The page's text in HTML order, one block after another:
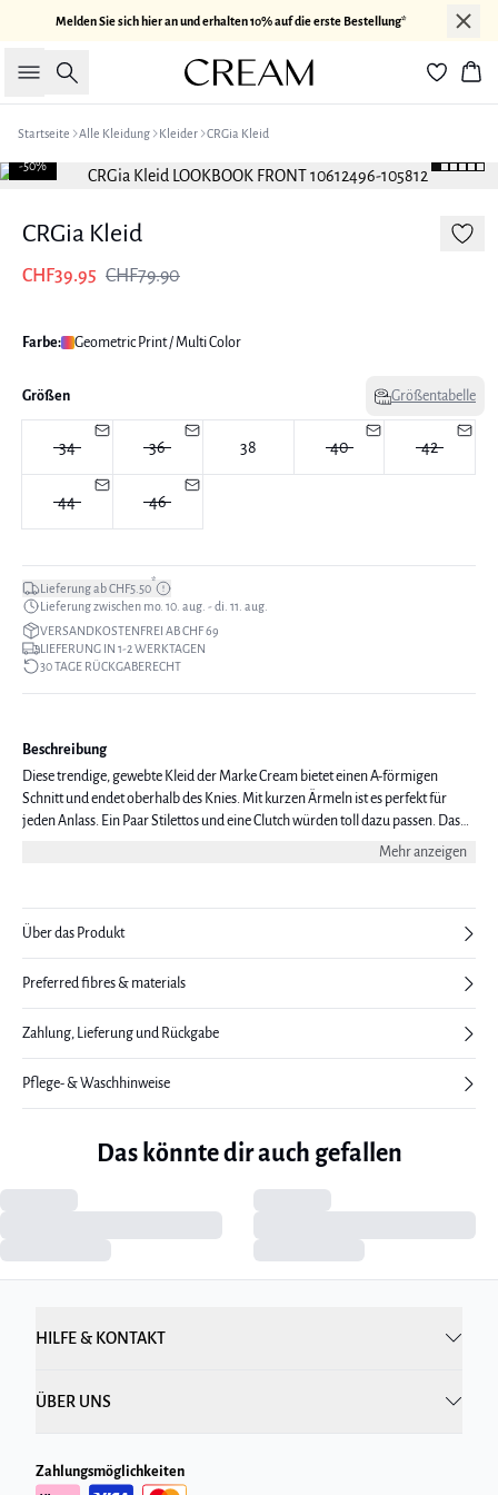
Melden Sie sich hier an und erhalten 10% auf die erste Bestellung*
Suche
Startseite Alle Kleidung Kleider CRGia Kleid
-50%
CRGia Kleid
CHF39.95 CHF79.90
Farbe: Geometric Print / Multi Color
Größen Größentabelle
34 36 38 40 42
44 46
Lieferung ab CHF5.50*
Lieferung zwischen mo. 10. aug. - di. 11. aug.
VERSANDKOSTENFREI AB CHF 69
LIEFERUNG IN 1-2 WERKTAGEN
30 TAGE RÜCKGABERECHT
Beschreibung
Diese trendige, gewebte Kleid der Marke Cream bietet einen A-förmigen
Schnitt und endet oberhalb des Knies. Mit kurzen Ärmeln ist es perfekt für
jeden Anlass. Ein Paar Stilettos und eine Clutch würden toll dazu passen. Das
Mehr anzeigen
Über das Produkt
Preferred fibres & materials
Zahlung, Lieferung und Rückgabe
Pflege- & Waschhinweise
Das könnte dir auch gefallen
HILFE & KONTAKT
ÜBER UNS
Zahlungsmöglichkeiten